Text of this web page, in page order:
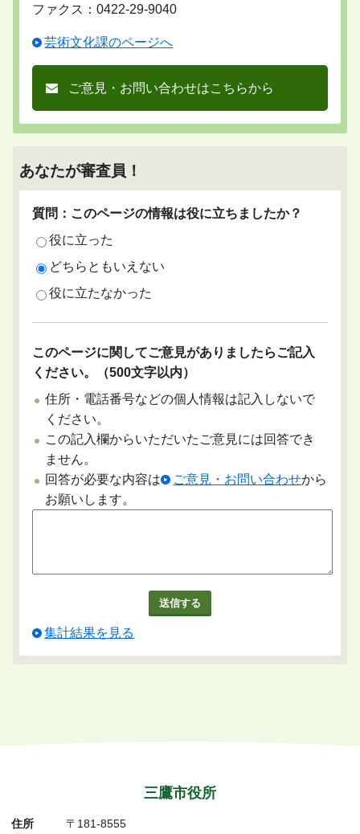
ファクス：0422-29-9040
芸術文化課のページへ
ご意見・お問い合わせはこちらから
あなたが審査員！
質問：このページの情報は役に立ちましたか？
役に立った
どちらともいえない
役に立たなかった
このページに関してご意見がありましたらご記入
ください。（500文字以内）
住所・電話番号などの個人情報は記入しないで
ください。
この記入欄からいただいたご意見には回答でき
ません。
回答が必要な内容は
ご意見・お問い合わせから
お願いします。
集計結果を見る
三鷹市役所
住所 〒181-8555